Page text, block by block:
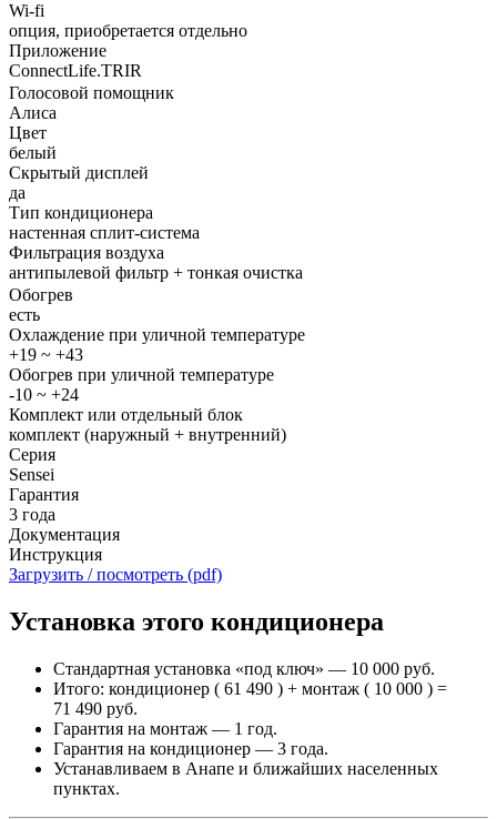
Wi-fi
опция, приобретается отдельно
Приложение
ConnectLife.TRIR
Голосовой помощник
Алиса
Цвет
белый
Скрытый дисплей
да
Тип кондиционера
настенная сплит-система
Фильтрация воздуха
антипылевой фильтр + тонкая очистка
Обогрев
есть
Охлаждение при уличной температуре
+19 ~ +43
Обогрев при уличной температуре
-10 ~ +24
Комплект или отдельный блок
комплект (наружный + внутренний)
Серия
Sensei
Гарантия
3 года
Документация
Инструкция
Загрузить / посмотреть (pdf)
Установка этого кондиционера
Стандартная установка «под ключ» — 10 000 руб.
Итого: кондиционер ( 61 490 ) + монтаж ( 10 000 ) =
71 490 руб.
Гарантия на монтаж — 1 год.
Гарантия на кондиционер — 3 года.
Устанавливаем в Анапе и ближайших населенных
пунктах.